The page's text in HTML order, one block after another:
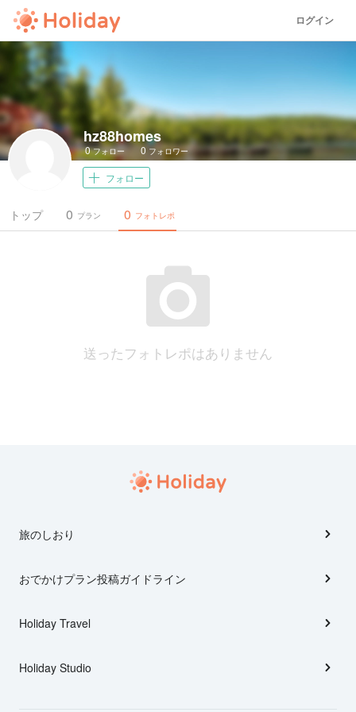
ログイン
hz88homes
0フォロー 0 フォロワー
フォロー
トップ プラン
0 フォトレポ
0
送ったフォトレポはありません
旅のしおり
おでかけプラン投稿ガイドライン
Holiday Travel
Holiday Studio